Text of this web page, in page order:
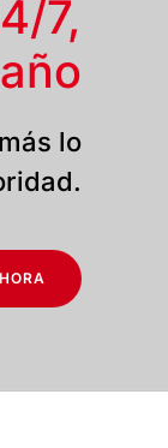
7,
lo